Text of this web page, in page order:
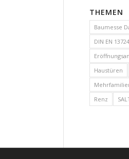
THEMEN
Baumesse
DIN EN 13724
Haustüren
Renz